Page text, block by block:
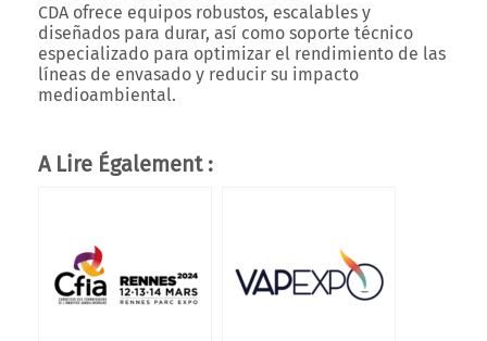
CDA ofrece equipos robustos, escalables y
diseñados para durar, así como soporte técnico
especializado para optimizar el rendimiento de las
líneas de envasado y reducir su impacto
medioambiental.
A Lire Également :